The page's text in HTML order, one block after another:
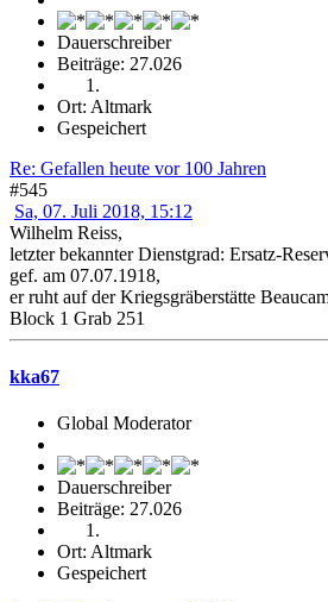
Dauerschreiber
Beiträge: 27.026
Ort: Altmark
Gespeichert
Re: Gefallen heute vor 100 Jahren
#545
Sa, 07. Juli 2018, 15:12
Wilhelm Reiss,
letzter bekannter Dienstgrad: Ersatz-
gef. am 07.07.1918,
er ruht auf der Kriegsgräberstätte
Block 1 Grab 251
kka67
Global Moderator
Dauerschreiber
Beiträge: 27.026
Ort: Altmark
Gespeichert